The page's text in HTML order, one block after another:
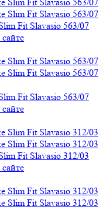
Fit Slavasio 563/07
Fit Slavasio 563/07
Fit Slavasio 312/03